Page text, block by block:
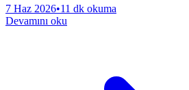
7 Haz 2026•11 dk okuma
Devamını oku